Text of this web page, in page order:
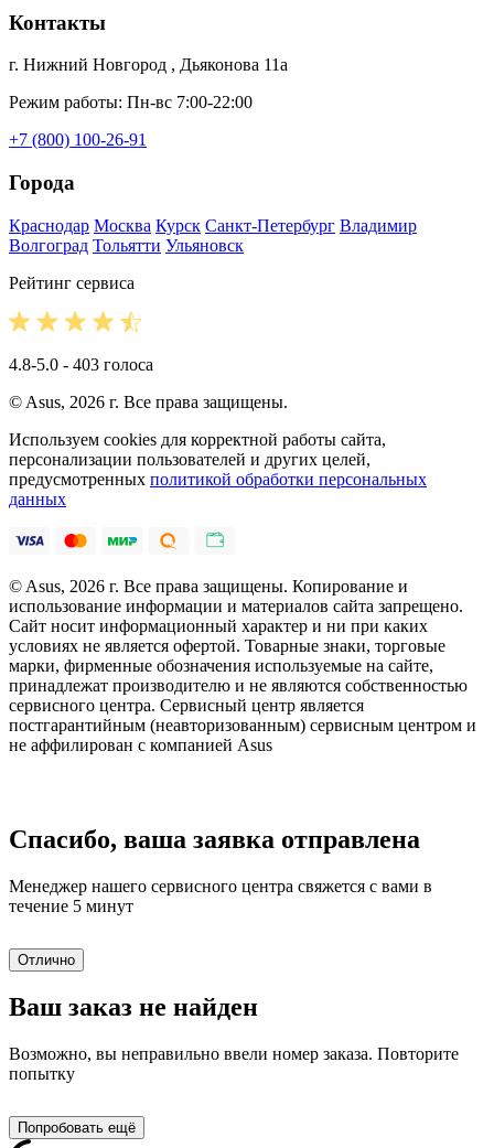
Контакты
г. Нижний Новгород , Дьяконова 11а
Режим работы: Пн-вс 7:00-22:00
+7 (800) 100-26-91
Города
Краснодар Москва Курск Санкт-Петербург Владимир
Волгоград Тольятти Ульяновск
Рейтинг сервиса
4.8-5.0 - 403 голоса
© Asus, 2026 г. Все права защищены.
Используем cookies для корректной работы сайта,
персонализации пользователей и других целей,
предусмотренных политикой обработки персональных
данных
© Asus, 2026 г. Все права защищены. Копирование и
использование информации и материалов сайта запрещено.
Сайт носит информационный характер и ни при каких
условиях не является офертой. Товарные знаки, торговые
марки, фирменные обозначения используемые на сайте,
принадлежат производителю и не являются собственностью
сервисного центра. Сервисный центр является
постгарантийным (неавторизованным) сервисным центром и
не аффилирован с компанией Asus
Спасибо, ваша заявка отправлена
Менеджер нашего сервисного центра свяжется с вами в
течение 5 минут
Отлично
Ваш заказ не найден
Возможно, вы неправильно ввели номер заказа. Повторите
попытку
Попробовать ещё